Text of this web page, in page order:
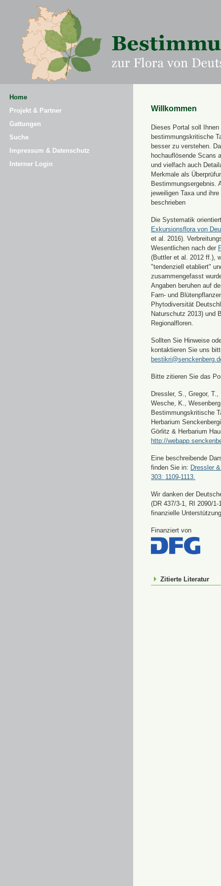
Home
Projekt & Partner
Gattungen
Suche
Impressum & Datenschutz
Interner Login
Willkommen
Dieses Portal soll Ihnen
bestimmungskritische
besser zu verstehen.
hochauflösende Scans
und vielfach auch
Merkmale als
Bestimmungsergebnis.
jeweiligen Taxa und
beschrieben
Die Systematik
Exkursionsflora von
et al. 2016).
Wesentlichen nach der
(Buttler et al. 2012 ff.),
"tendenziell etabliert"
zusammengefasst
Angaben beruhen auf
Farn- und
Phytodiversität
Naturschutz 2013) und
Regionalfloren.
Sollten Sie Hinweise
kontaktieren Sie uns
Bitte zitieren Sie das
Dressler, S., Gregor,
Wesche, K.,
Bestimmungskritische
Herbarium
Görlitz & Herbarium
http://
Eine beschreibende
finden Sie in: Dressler
303: 1109-1113.
Wir danken der
(DR 437/3-1, RI 2090/
finanzielle
Finanziert von
Zitierte Literatur